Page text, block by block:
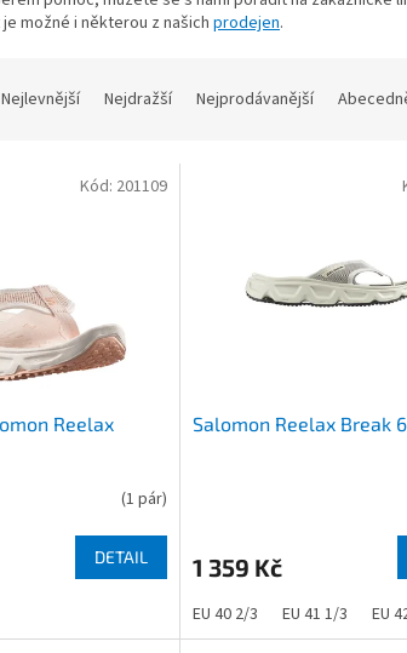
možné i některou z našichprodejen.
Nejlevnější Nejdražší Nejprodávanější
Reelax
(1 pár)
DETAIL
Kód: 201109
Salomon Reelax Break
1 359 Kč
EU 40 2/3 EU 41 1/3 EU